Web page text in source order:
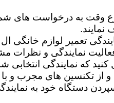
وقت به درخواست های
تعمیر لوازم خانگی
نمایندگی و نظرات
که نمایندگی
از تکنسین های مجرب و
دستگاه خود به